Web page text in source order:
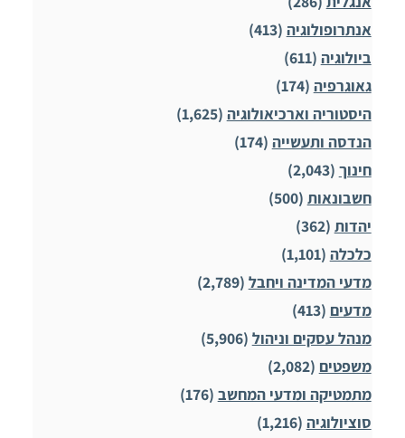
אנתרופולוגיה (413)
ביולוגיה (611)
גאוגרפיה (174)
היסטוריה וארכיאולוגיה (1,625)
הנדסה ותעשייה (174)
חינוך (2,043)
חשבונאות (500)
יהדות (362)
כלכלה (1,101)
מדעי המדינה ויחבל (2,789)
מדעים (413)
מנהל עסקים וניהול (5,906)
משפטים (2,082)
מתמטיקה ומדעי המחשב (176)
סוציולוגיה (1,216)